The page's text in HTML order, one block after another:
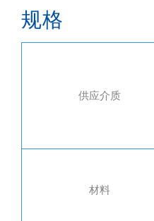
规格
供应介质
材料